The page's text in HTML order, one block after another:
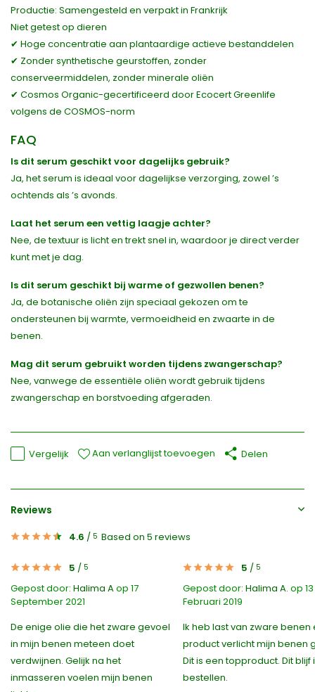
Productie: Samengesteld en verpakt in Frankrijk
Niet getest op dieren
✔ Hoge concentratie aan plantaardige actieve bestanddelen
✔ Zonder synthetische geurstoffen, zonder
conserveermiddelen, zonder minerale oliën
✔ Cosmos Organic-gecertificeerd door Ecocert Greenlife
volgens de COSMOS-norm
FAQ
Is dit serum geschikt voor dagelijks gebruik?
Ja, het serum is ideaal voor dagelijkse verzorging, zowel ’s
ochtends als ’s avonds.
Laat het serum een vettig laagje achter?
Nee, de textuur is licht en trekt snel in, waardoor je direct verder
kunt met je dag.
Is dit serum geschikt bij warme of gezwollen benen?
Ja, de botanische oliën zijn speciaal gekozen om te
ondersteunen bij warmte, vermoeidheid en zwaarte in de
benen.
Mag dit serum gebruikt worden tijdens zwangerschap?
Nee, vanwege de essentiële oliën wordt gebruik tijdens
zwangerschap en borstvoeding afgeraden.
Vergelijk Aan verlanglijst toevoegen Delen
Reviews
4.6 / 5 Based on 5 reviews
5 / 5
Gepost door: Halima Aop 17
September 2021
De enige olie die het zware gevoel
in mijn benen meteen doet
verdwijnen. Gelijk na het
inmasseren voelen mijn benen
5 / 5
Gepost door: Halima A. op 13
Februari 2019
Ik heb last van zware benen
product verlicht mijn benen
Dit is een topproduct. Dit blijf
bestellen.